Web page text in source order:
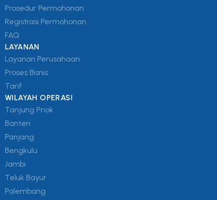
Prosedur Permohonan
Registrasi Permohonan
FAQ
LAYANAN
Layanan Perusahaan
Proses Bisnis
Tarif
WILAYAH OPERASI
Tanjung Priok
Banten
Panjang
Bengkulu
Jambi
Teluk Bayur
Palembang